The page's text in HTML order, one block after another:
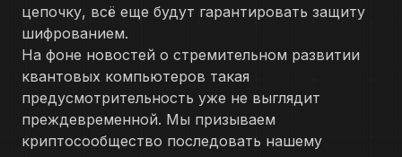
цепочку, всё еще будут гарантировать защиту
шифрованием.
На фоне новостей о стремительном развитии
квантовых компьютеров такая
предусмотрительность уже не выглядит
преждевременной. Мы призываем
криптосообщество последовать нашему